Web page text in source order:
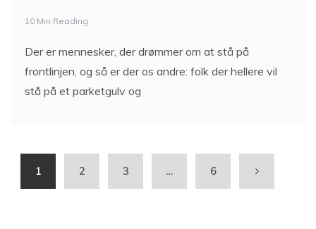
10 Min Reading
Der er mennesker, der drømmer om at stå på
frontlinjen, og så er der os andre: folk der hellere vil
stå på et parketgulv og
1 2 3 … 6